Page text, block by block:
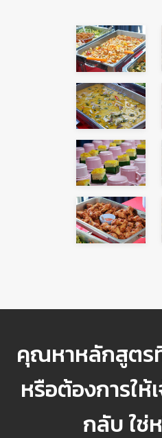
คุณหาหลักสูตร
หรือต้องการใ
กลับ ใช่